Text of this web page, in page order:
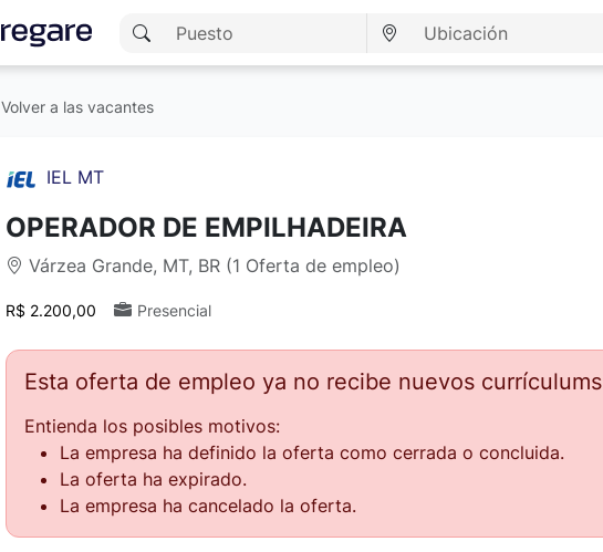
Volver a las vacantes
IEL MT
OPERADOR DE EMPILHADEIRA
Várzea Grande, MT, BR (1 Oferta de empleo)
R$ 2.200,00 Presencial
Esta oferta de empleo ya no recibe nuevos currículums
Entienda los posibles motivos:
La empresa ha definido la oferta como cerrada o concluida.
La oferta ha expirado.
La empresa ha cancelado la oferta.